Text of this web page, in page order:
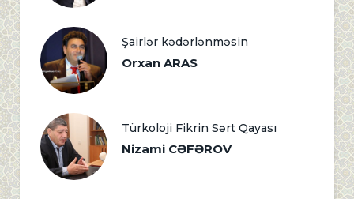
Şairlər kədərlənməsin
Orxan ARAS
Türkoloji Fikrin Sərt Qayası
Nizami CƏFƏROV